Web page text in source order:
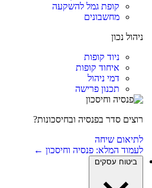
קופת גמל להשקעה
מחשבונים
ניהול נכון
ניוד קופות
איחוד קופות
דמי ניהול
תכנון פרישה
רוצים סדר בפנסיה ובחיסכונות?
לתיאום שיחה
לעמוד המלא: פנסיה וחיסכון ←
ביטוח עסקים